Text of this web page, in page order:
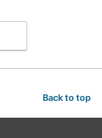
Back to top